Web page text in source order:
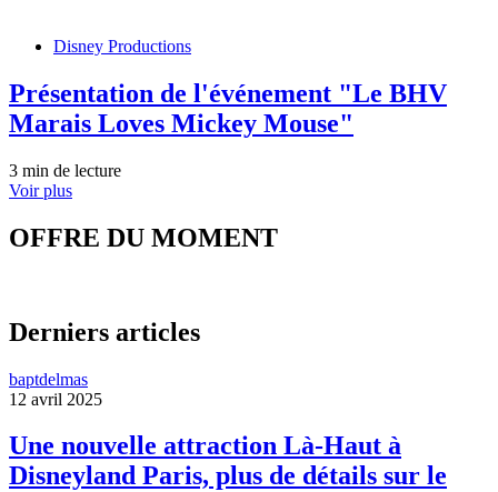
Disney Productions
Présentation de l'événement "Le BHV
Marais Loves Mickey Mouse"
3 min de lecture
Voir plus
OFFRE DU MOMENT
Derniers articles
baptdelmas
12 avril 2025
Une nouvelle attraction Là-Haut à
Disneyland Paris, plus de détails sur le